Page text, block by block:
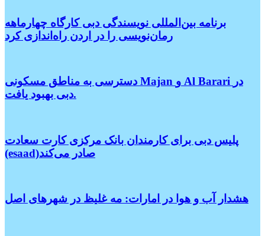
برنامه بین‌المللی نویسندگی دبی کارگاه چهارماهه
رمان‌نویسی را در اردن راه‌اندازی کرد
دسترسی به مناطق مسکونی Majan و Al Barari در
دبی بهبود یافت.
پلیس دبی برای کارمندان بانک مرکزی کارت سعادت
(esaad)صادر می‌کند
هشدار آب و هوا در امارات: مه غلیظ در شهرهای اصل